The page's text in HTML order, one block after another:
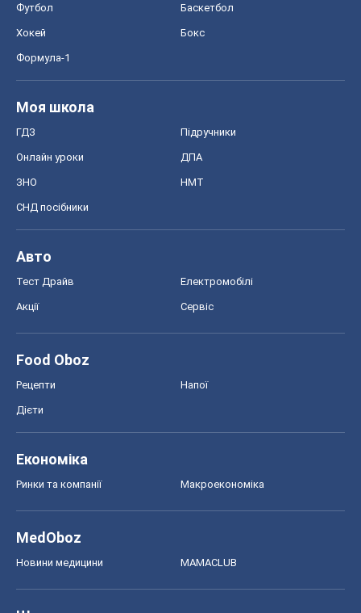
Футбол Баскетбол
Хокей Бокс
Формула-1
Моя школа
ГДЗ Підручники
Онлайн уроки ДПА
ЗНО НМТ
СНД посібники
Авто
Тест Драйв Електромобілі
Акції Сервіс
Food Oboz
Рецепти Напої
Дієти
Економіка
Ринки та компанії Макроекономіка
MedOboz
Новини медицини MAMACLUB